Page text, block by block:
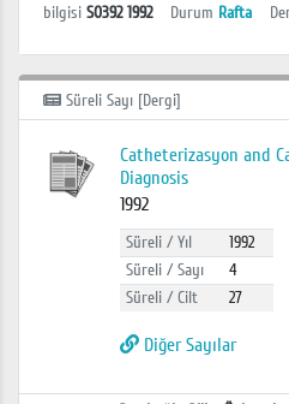
bilgisi S0392 1992 Durum Rafta
Süreli Sayı [Dergi]
Catheterizasyon and
Diagnosis
1992
Süreli / Yıl
1992
Süreli / Sayı
4
Süreli / Cilt
27
Diğer Sayılar